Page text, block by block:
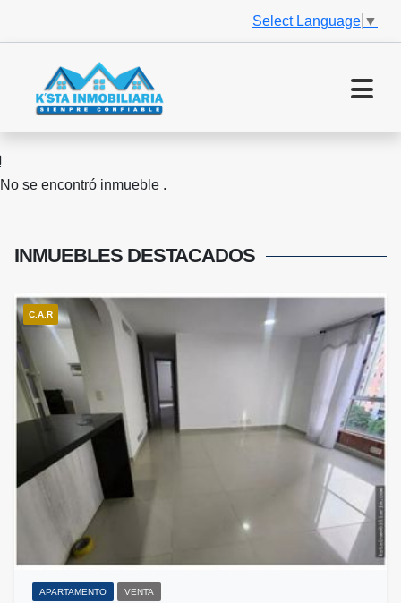
Select Language ▼
No se encontró inmueble .
INMUEBLES DESTACADOS
C.A.R
APARTAMENTO VENTA